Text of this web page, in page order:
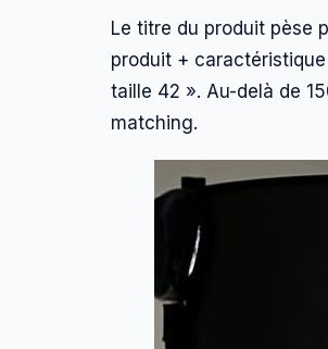
Le titre du produit pèse
produit +
taille 42 ». Au-delà de
matching.